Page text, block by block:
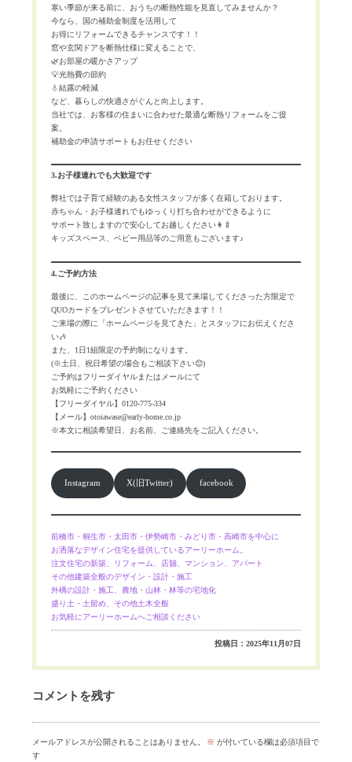
寒い季節が来る前に、おうちの断熱性能を見直してみませんか？
今なら、国の補助金制度を活用して
お得にリフォームできるチャンスです！！
窓や玄関ドアを断熱仕様に変えることで、
🌿お部屋の暖かさアップ
💡光熱費の節約
💧結露の軽減
など、暮らしの快適さがぐんと向上します。
当社では、お客様の住まいに合わせた最適な断熱リフォームをご提
案。
補助金の申請サポートもお任せください
3.お子様連れでも大歓迎です
弊社では子育て経験のある女性スタッフが多く在籍しております。
赤ちゃん・お子様連れでもゆっくり打ち合わせができるように
サポート致しますので安心してお越しください👩‍🍼
キッズスペース、ベビー用品等のご用意もございます♪
4.ご予約方法
最後に、このホームページの記事を見て来場してくださった方限定で
QUOカードをプレゼントさせていただきます！！
ご来場の際に「ホームページを見てきた」とスタッフにお伝えくださ
い🎶
また、1日1組限定の予約制になります。
(※土日、祝日希望の場合もご相談下さい😊)
ご予約はフリーダイヤルまたはメールにて
お気軽にご予約ください
【フリーダイヤル】0120-775-334
【メール】otoiawase@early-home.co.jp
※本文に相談希望日、お名前、ご連絡先をご記入ください。
Instagram X(旧Twitter) facebook
前橋市・桐生市・太田市・伊勢崎市・みどり市・高崎市を中心に
お洒落なデザイン住宅を提供しているアーリーホーム。
注文住宅の新築、リフォーム、店舖、マンション、アパート
その他建築全般のデザイン・設計・施工
外構の設計・施工、農地・山林・林等の宅地化
盛り土・土留め、その他土木全般
お気軽にアーリーホームへご相談ください
投稿日：2025年11月07日
コメントを残す
メールアドレスが公開されることはありません。 ※ が付いている欄は必須項目で
す